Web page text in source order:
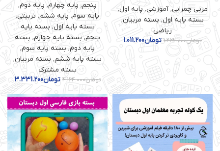
مربی چمرانی,آموزشی, پایه اول,
بسته پایه اول, بسته مربیان,
ریاضی
تومان1.264.000 تومان1.011.200
پنجم, پایه چهارم, پایه دوم,
پایه سوم, پایه ششم, تربیتی,
بسته پایه اول,بسته پایه
پنجم, بسته پایه چهارم, بسته
پایه دوم, بسته پایه سوم,
بسته پایه ششم, بسته مربیان,
بسته مشترک
تومان4.164.000 تومان3.331.200